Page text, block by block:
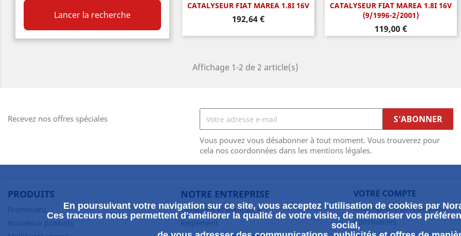
Lancer la recherche
CATALYSEUR FIAT MAREA 1.8I 16V
Prix
192,64 €
Aperçu rapide
CATALYSEUR FIAT MAREA 1.8I 16V
(9/1996-2/2001)
Prix
119,00 €
Aperçu rapide
Affichage 1-2 de 2 article(s)
Recevez nos offres spéciales
Vous pouvez vous désabonner à tout moment. Vous trouverez pour
cela nos coordonnées dans les mentions légales.
PRODUITS
Promotions
Nouveaux produits
NOTRE ENTREPRISE
Livraisons et assurance
Reglement
VOTRE COMPTE
Informations personnelles
Commandes
En poursuivant votre navigation sur ce site, vous acceptez l'utilisation de cookies par
Ces traceurs nous permettent d'améliorer la qualité de votre visite, de mémoriser vos
social,